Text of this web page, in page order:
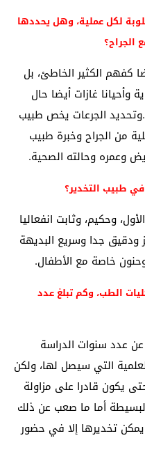
لكل عملية، وهل يحددها
الجراح؟
كفهم الكثير الخاطئ، بل
غازات أيضا حال
الجرعات يخص طبيب
من الجراح وخبرة طبيب
وعمره وحالته الصحية.
طبيب التخدير؟
وحكيم، وثابت انفعاليا
ودقيق جدا وسريع البديهة
خاصة مع الأطفال.
الطب، وكم تبلغ عدد
عدد سنوات الدراسة
التي سيصل لها، ولكن
يكون قادرا على مزاولة
أما ما صعب عن ذلك
يمكن تخديرها إلا في حضور